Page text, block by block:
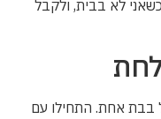
לא בבית, ולקבל
בבת אחת. התחילו עם